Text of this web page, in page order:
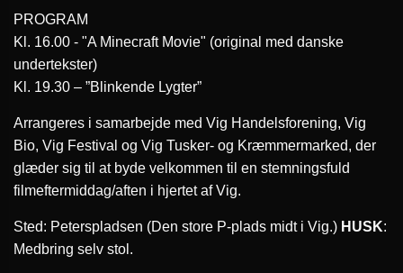
PROGRAM
Kl. 16.00 - "A Minecraft Movie" (original med danske
undertekster)
Kl. 19.30 – ”Blinkende Lygter”
Arrangeres i samarbejde med Vig Handelsforening, Vig
Bio, Vig Festival og Vig Tusker- og Kræmmermarked, der
glæder sig til at byde velkommen til en stemningsfuld
filmeftermiddag/aften i hjertet af Vig.
Sted: Peterspladsen (Den store P-plads midt i Vig.) HUSK:
Medbring selv stol.